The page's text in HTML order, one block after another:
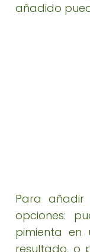
añadido
Para
opciones:
pimienta en
resultado, o